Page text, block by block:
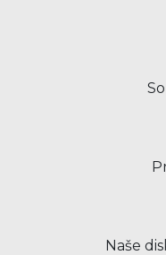
Naše